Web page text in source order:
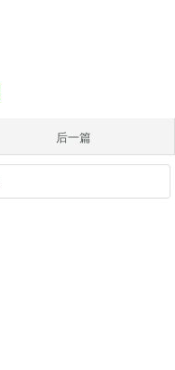
后一篇